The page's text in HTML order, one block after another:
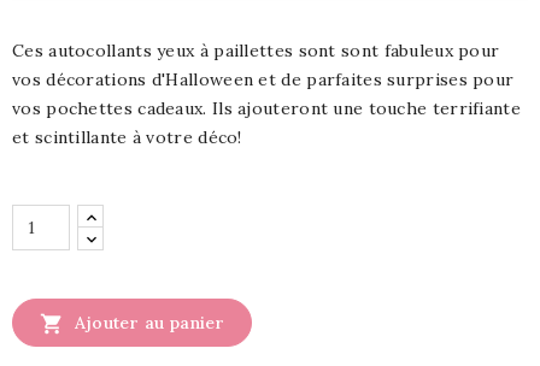
Ces autocollants yeux à paillettes sont sont fabuleux pour
vos décorations d'Halloween et de parfaites surprises pour
vos pochettes cadeaux. Ils ajouteront une touche terrifiante
et scintillante à votre déco!
 Ajouter au panier